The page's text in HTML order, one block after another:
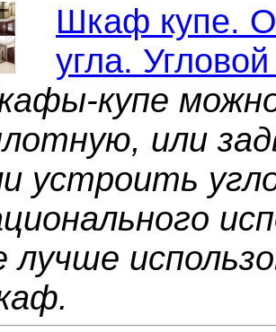
Шкаф купе.
угла.
купе
или
устроить
лучше